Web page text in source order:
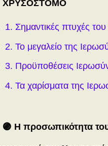
ΧΡΥΣΟΣΤΟΜΟ
1. Σημαντικές πτυχές
2. Το μεγαλείο της
3. Προϋποθέσεις
4. Τα χαρίσματα της
🟣 Η προσωπικότητα